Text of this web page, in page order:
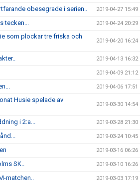
obesegrade i serien.. 2019-04-27 15:49
tecken... 2019-04-24 20:29
som plockar tre friska och
2019-04-20 16:24
2019-04-13 16:32
2019-04-09 21:12
2019-04-06 17:51
Husie spelade av
2019-03-30 14:54
i 2:a... 2019-03-28 21:30
2019-03-24 10:45
2019-03-16 06:26
SK.. 2019-03-10 16:26
matchen.. 2019-03-03 17:19